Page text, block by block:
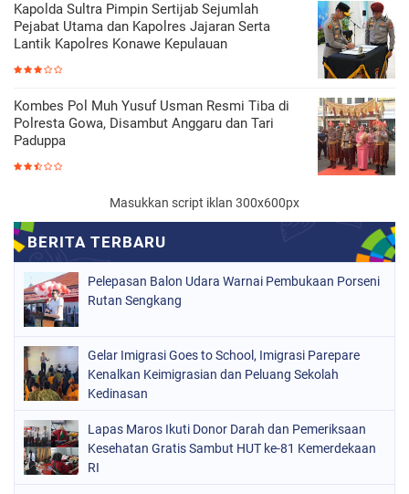
Kapolda Sultra Pimpin Sertijab Sejumlah
Pejabat Utama dan Kapolres Jajaran Serta
Lantik Kapolres Konawe Kepulauan
Kombes Pol Muh Yusuf Usman Resmi Tiba di
Polresta Gowa, Disambut Anggaru dan Tari
Paduppa
Masukkan script iklan 300x600px
Pelepasan Balon Udara Warnai Pembukaan Porseni
Rutan Sengkang
Gelar Imigrasi Goes to School, Imigrasi Parepare
Kenalkan Keimigrasian dan Peluang Sekolah
Kedinasan
Lapas Maros Ikuti Donor Darah dan Pemeriksaan
Kesehatan Gratis Sambut HUT ke-81 Kemerdekaan
RI